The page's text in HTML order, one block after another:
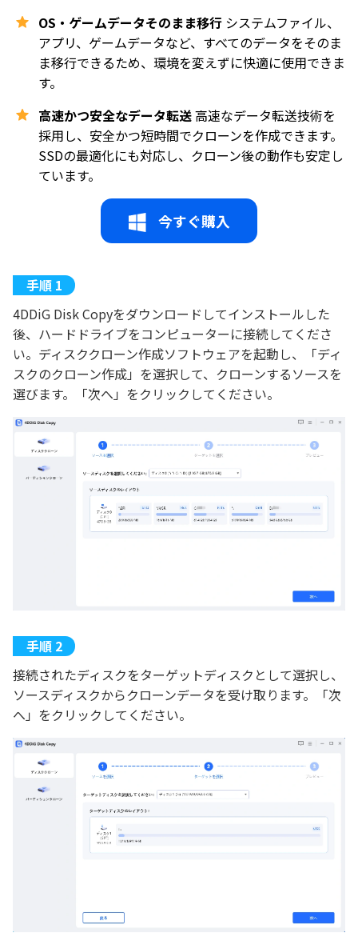
OS・ゲームデータそのまま移行 システムファイル、
アプリ、ゲームデータなど、すべてのデータをそのま
ま移行できるため、環境を変えずに快適に使用できま
す。
高速かつ安全なデータ転送高速なデータ転送技術を
採用し、安全かつ短時間でクローンを作成できます。
SSDの最適化にも対応し、クローン後の動作も安定し
ています。
今すぐ購入
4DDiG Disk Copyをダウンロードしてインストールした
後、ハードドライブをコンピューターに接続してくださ
い。ディスククローン作成ソフトウェアを起動し、「ディ
スクのクローン作成」を選択して、クローンするソースを
選びます。「次へ」をクリックしてください。
接続されたディスクをターゲットディスクとして選択し、
ソースディスクからクローンデータを受け取ります。「次
へ」をクリックしてください。